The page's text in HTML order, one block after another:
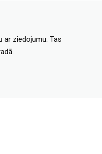
ar ziedojumu. Tas